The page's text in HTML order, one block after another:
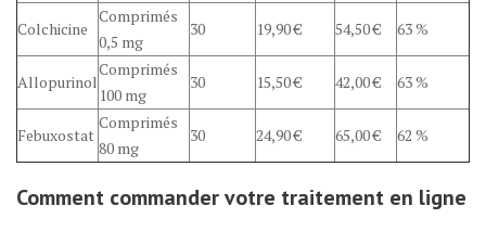
Colchicine
Comprimés
0,5 mg
30 19,90 € 54,50 € 63 %
Allopurinol
Comprimés
100 mg
30 15,50 € 42,00 € 63 %
Febuxostat
Comprimés
80 mg
30 24,90 € 65,00 € 62 %
Comment commander votre traitement en ligne